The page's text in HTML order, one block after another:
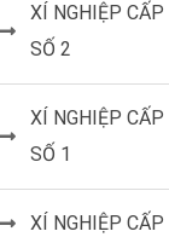
XÍ NGHIỆP
SỐ 2
XÍ NGHIỆP
SỐ 1
XÍ NGHIỆP